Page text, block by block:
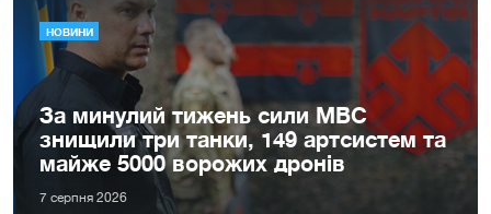
НОВИНИ
За минулий тижень сили МВС
знищили три танки, 149 артсистем та
майже 5000 ворожих дронів
7 серпня 2026